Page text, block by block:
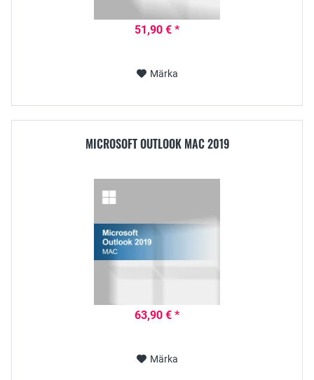
51,90 € *
Märka
MICROSOFT OUTLOOK MAC 2019
63,90 € *
Märka